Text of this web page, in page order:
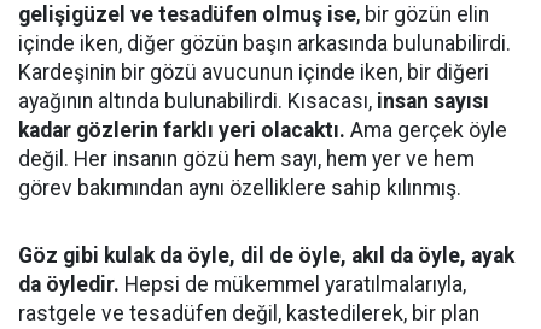
gelişigüzel ve tesadüfen olmuş ise, bir gözün elin
içinde iken, diğer gözün başın arkasında bulunabilirdi.
Kardeşinin bir gözü avucunun içinde iken, bir diğeri
ayağının altında bulunabilirdi. Kısacası, insan sayısı
kadar gözlerin farklı yeri olacaktı. Ama gerçek öyle
değil. Her insanın gözü hem sayı, hem yer ve hem
görev bakımından aynı özelliklere sahip kılınmış.
Göz gibi kulak da öyle, dil de öyle, akıl da öyle, ayak
da öyledir. Hepsi de mükemmel yaratılmalarıyla,
rastgele ve tesadüfen değil, kastedilerek, bir plan